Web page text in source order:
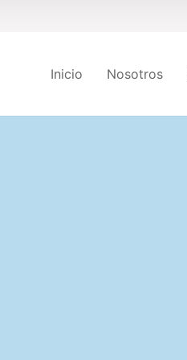
Inicio Nosotros